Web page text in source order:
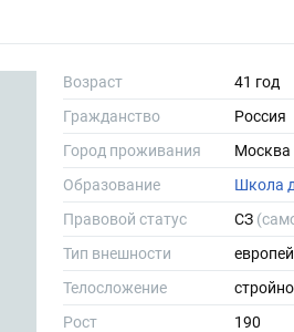
Возраст
41 год
Гражданство
Россия
Город проживания
Москва
Образование
Школа
Правовой статус
СЗ
Тип внешности
Телосложение
Рост
190